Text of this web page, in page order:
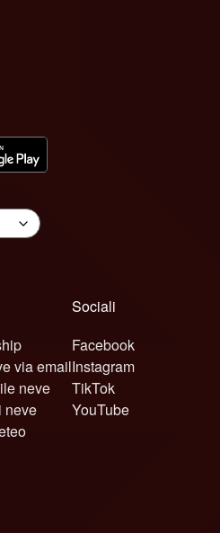
via email
neve
neve
Sociali
Facebook
Instagram
TikTok
YouTube